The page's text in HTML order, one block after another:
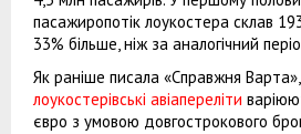
пасажиропотік лоукостера склав
33% більше, ніж за аналогічний
Як раніше писала «Справжня Варта»,
лоукостерівські авіапереліти
євро з умовою довгострокового